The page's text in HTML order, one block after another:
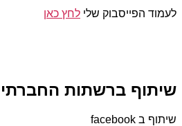
לעמוד הפייסבוק שלי לחץ כאן
שיתוף ברשתות
שיתוף ב facebook